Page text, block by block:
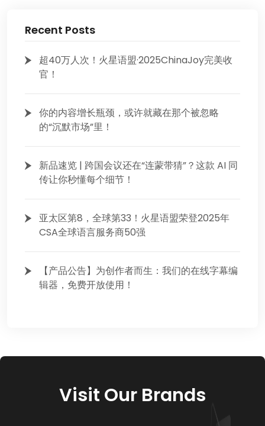
Recent Posts
超40万人次！火星语盟·2025ChinaJoy完美收
官！
你的内容增长瓶颈，或许就藏在那个被忽略
的“沉默市场”里！
新品速览 | 跨国会议还在“连蒙带猜”？这款 AI 同
传让你秒懂每个细节！
亚太区第8，全球第33！火星语盟荣登2025年
CSA全球语言服务商50强
【产品公告】为创作者而生：我们的在线字幕编
辑器，免费开放使用！
Visit Our Brands